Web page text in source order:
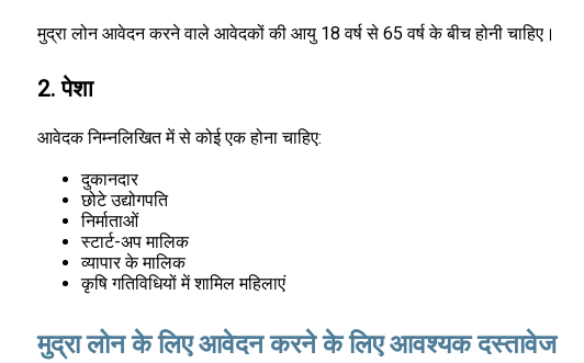
मुद्रा लोन आवेदन करने वाले आवेदकों की आयु 18 वर्ष से 65 वर्ष के बीच होनी चाहिए।
2. पेशा
आवेदक निम्नलिखित में से कोई एक होना चाहिए:
दुकानदार
छोटे उद्योगपति
निर्माताओं
स्टार्ट-अप मालिक
व्यापार के मालिक
कृषि गतिविधियों में शामिल महिलाएं
मुद्रा लोन के लिए आवेदन करने के लिए आवश्यक दस्तावेज